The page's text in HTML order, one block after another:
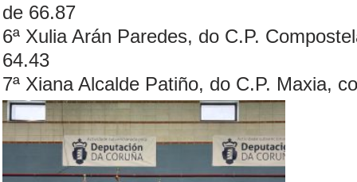
de 66.87
6ª Xulia Arán Paredes, do C.P.
64.43
7ª Xiana Alcalde Patiño, do C.P. Maxia,